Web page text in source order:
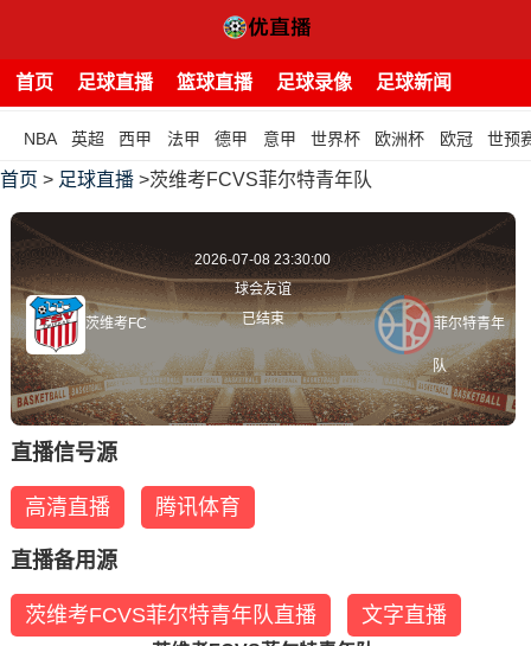
首页 足球直播 篮球直播 足球录像 足球新闻
NBA 英超 西甲 法甲 德甲 意甲 世界杯 欧洲杯 欧冠 世预
首页 > 足球直播 >茨维考FCVS菲尔特青年队
茨维考FC
2026-07-08 23:30:00
球会友谊
已结束
菲尔特青年
队
直播信号源
高清直播 腾讯体育
直播备用源
茨维考FCVS菲尔特青年队直播 文字直播